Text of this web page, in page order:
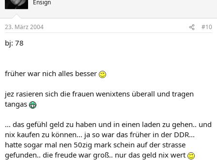
Ensign
23. März 2004 #10
bj: 78
früher war nich alles besser
jez rasieren sich die frauen wenixtens überall und tragen
tangas
... das gefühl geld zu haben und in einen laden zu gehen.. und
nix kaufen zu können... ja so war das früher in der DDR...
hatte sogar mal nen 50zig mark schein auf der strasse
gefunden.. die freude war groß.. nur das geld nix wert